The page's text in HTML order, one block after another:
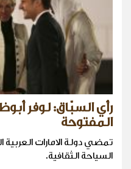
رأي السبّاق: لوفر
المفتوحة
تمضي دولة الامارات العربية
السياحة الثقافية.